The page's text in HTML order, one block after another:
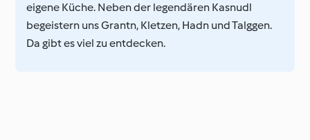
eigene Küche. Neben der legendären Kasnudl
begeistern uns Grantn, Kletzen, Hadn und Talggen.
Da gibt es viel zu entdecken.